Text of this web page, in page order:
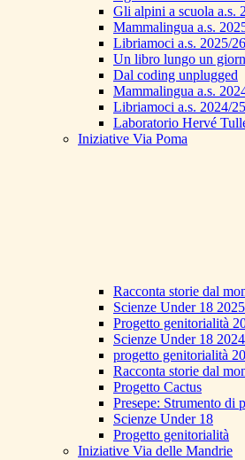
Gli alpini a scuola a.s.
Mammalingua a.s.
Libriamoci a.s. 2025/26
Un libro lungo un
Dal coding unplugged
Mammalingua a.s.
Libriamoci a.s. 2024/25
Laboratorio Hervé
Iniziative Via Poma
Racconta storie dal
Scienze Under 18
Progetto genitorialità
Scienze Under 18
progetto genitorialità
Racconta storie dal
Progetto Cactus
Presepe: Strumento di
Scienze Under 18
Progetto genitorialità
Iniziative Via delle Mandrie